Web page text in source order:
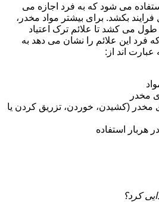
می شود که به فرد اجازه می
بکشد. برای بیشتر مواد مخدر،
طول می کشد تا علائم ترک اعتیاد
این علائم را نشان می دهد به
اند از:
مخدر
(کشیدن، خوردن، تزریق کردن یا
هربار استفاده
کرد؟